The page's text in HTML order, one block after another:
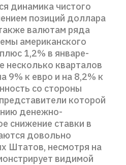
динамика чистого
позиций доллара
валютам ряда
американского
1,2% в январе-
несколько кварталов
9% к евро и на 8,2% к
со стороны
которой
денежно-
снижение ставки в
довольно
Штатов, несмотря на
видимой